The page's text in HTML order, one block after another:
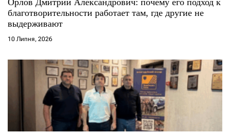
благотворительности работает там, где другие не
выдерживают
10 Липня, 2026